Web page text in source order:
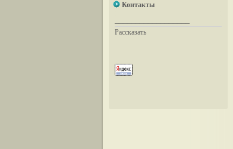
Контакты
Рассказать